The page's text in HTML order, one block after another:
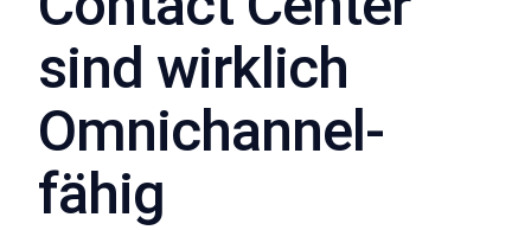
sind wirklich
Omnichannel-
fähig